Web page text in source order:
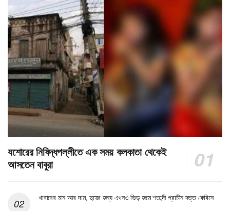
যশোরের নিষিদ্ধপল্লীতে এক সময় কলকাতা থেকেই
আসতেন বাবুরা
খাবারের মান আর দাম, দুয়ের জন্য এখনও ভিড় জমে শতাব্দী প্রাচীন দত্ত কেবিনে